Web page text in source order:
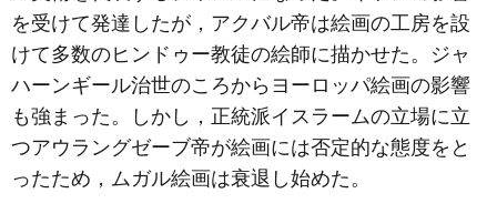
を受けて発達したが，アクバル帝は絵画の工房を設
けて多数のヒンドゥー教徒の絵師に描かせた。ジャ
ハーンギール治世のころからヨーロッパ絵画の影響
も強まった。しかし，正統派イスラームの立場に立
つアウラングゼーブ帝が絵画には否定的な態度をと
ったため，ムガル絵画は衰退し始めた。